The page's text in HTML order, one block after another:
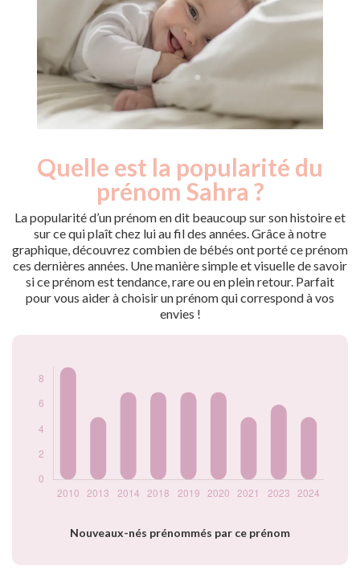
Quelle est la popularité du
prénom Sahra ?
La popularité d’un prénom en dit beaucoup sur son histoire et
sur ce qui plaît chez lui au fil des années. Grâce à notre
graphique, découvrez combien de bébés ont porté ce prénom
ces dernières années. Une manière simple et visuelle de savoir
si ce prénom est tendance, rare ou en plein retour. Parfait
pour vous aider à choisir un prénom qui correspond à vos
envies !
Nouveaux-nés prénommés par ce prénom
Popularité du
prénom Sahra par
année
Année
Nouveaux-
nés
2013
5
2014
7
2018
7
2019
7
2020
7
2021
5